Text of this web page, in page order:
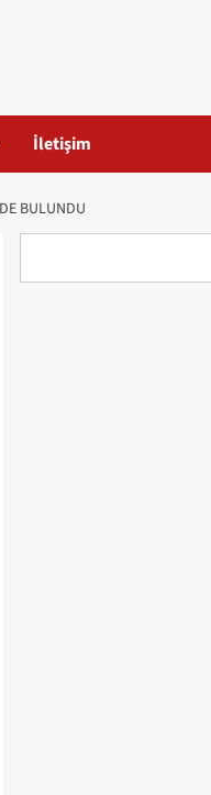
İletişim
BULUNDU